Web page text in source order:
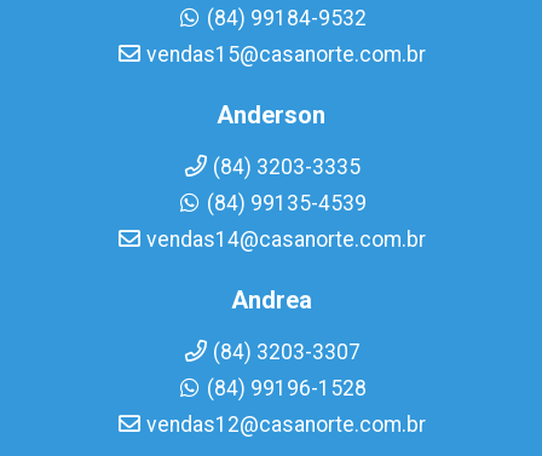
(84) 99184-9532
vendas15@casanorte.com.br
Anderson
(84) 3203-3335
(84) 99135-4539
vendas14@casanorte.com.br
Andrea
(84) 3203-3307
(84) 99196-1528
vendas12@casanorte.com.br